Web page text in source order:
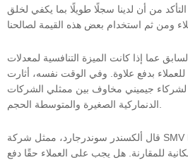
من أن لدينا سجلًا طويلًا بما يكفي لخلق
عما إذا كانت الميزة التنافسية لمعدلات
بدفع علاوة. وفي الوقت نفسه، أثارت
لشركاء جيميني مخاوف بين ممثلي الشركات
قال ألكسندر سوندرجارد، ممثل شركة SMV Danmark: "نجد هذا مثيرًا
للمقارنة. هل يجب على العملاء حقًا دفع